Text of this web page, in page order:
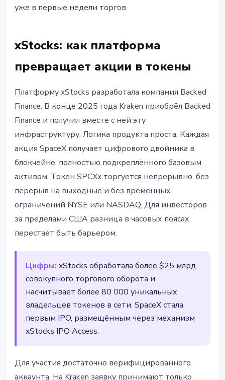
уже в первые недели торгов.
xStocks: как платформа
превращает акции в токены
Платформу xStocks разработала компания Backed
Finance. В конце 2025 года Kraken приобрёл Backed
Finance и получил вместе с ней эту
инфраструктуру. Логика продукта проста. Каждая
акция SpaceX получает цифрового двойника в
блокчейне, полностью подкреплённого базовым
активом. Токен SPCXx торгуется непрерывно, без
перерыв на выходные и без временных
ограничений NYSE или NASDAQ. Для инвесторов
за пределами США разница в часовых поясах
перестаёт быть барьером.
Цифры: xStocks обработала более $25 млрд
совокупного торгового оборота и
насчитывает более 80 000 уникальных
владельцев токенов в сети. SpaceX стала
первым IPO, размещённым через механизм
xStocks IPO Access.
Для участия достаточно верифицированного
аккаунта. На Kraken заявку принимают только